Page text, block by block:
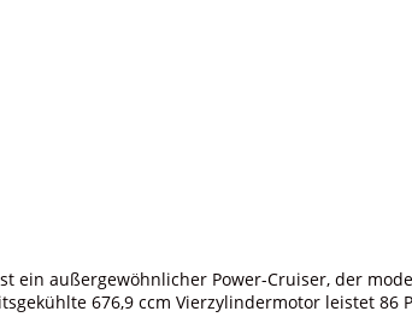
ein außergewöhnlicher Power-Cruiser, der
676,9 ccm Vierzylindermotor leistet